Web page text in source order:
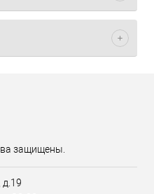
защищены.
д.19